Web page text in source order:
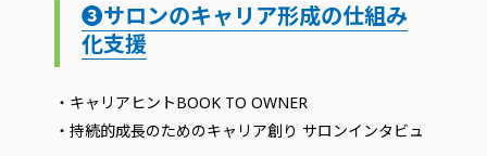
❸サロンのキャリア形成の仕組み
化支援
・キャリアヒントBOOK TO OWNER
・持続的成長のためのキャリア創り サロンインタビュ